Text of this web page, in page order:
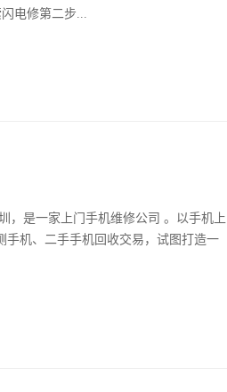
电修第二步...
，是一家上门手机维修公司 。以手机上
手机、二手手机回收交易，试图打造一